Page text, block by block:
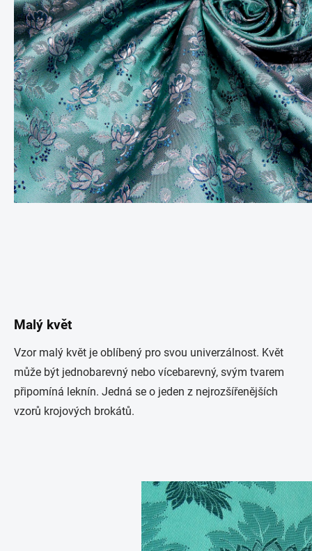
Malý květ
Vzor malý květ je oblíbený pro svou univerzálnost. Květ
může být jednobarevný nebo vícebarevný, svým tvarem
připomíná leknín. Jedná se o jeden z nejrozšířenějších
vzorů krojových brokátů.